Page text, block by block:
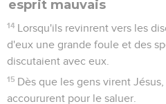
esprit mauvais
14 Lorsqu'ils revinrent vers les
d'eux une grande foule et des
discutaient avec eux.
15 Dès que les gens virent
accoururent pour le saluer.